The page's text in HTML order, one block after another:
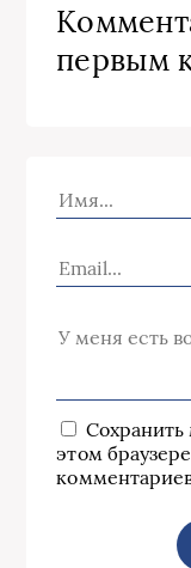
первым
Сохранить
этом